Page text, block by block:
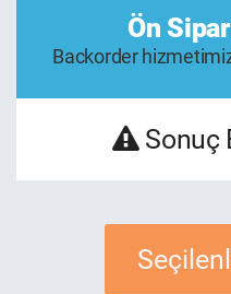
Ön
Backorder
Sonuç